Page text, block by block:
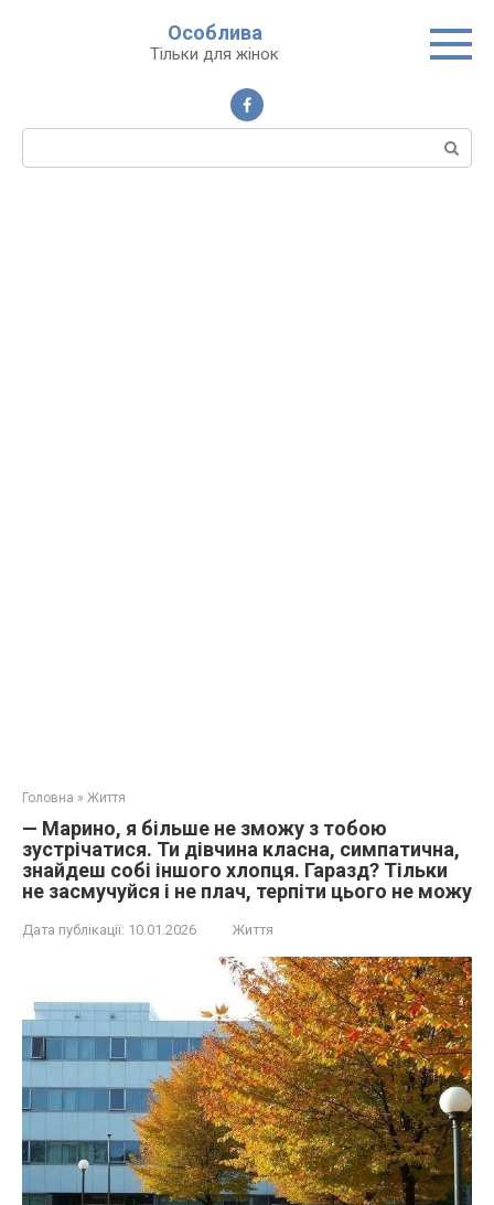
Особлива
Тільки для жінок
Пошук:
Головна » Життя
— Марино, я більше не зможу з тобою
зустрічатися. Ти дівчина класна, симпатична,
знайдеш собі іншого хлопця. Гаразд? Тільки
не засмучуйся і не плач, терпіти цього не можу
Дата публікації: 10.01.2026 Життя